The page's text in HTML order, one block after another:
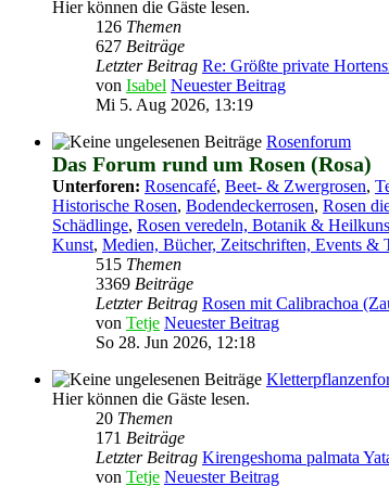
Hier können die Gäste lesen.
126 Themen
627 Beiträge
Letzter Beitrag Re: Größte private
von Isabel Neuester Beitrag
Mi 5. Aug 2026, 13:19
Rosenforum
Das Forum rund um Rosen (Rosa)
Unterforen: Rosencafé, Beet- & Zwergrosen,
Historische Rosen, Bodendeckerrosen, Rosen
Schädlinge, Rosen veredeln, Botanik &
Kunst, Medien, Bücher, Zeitschriften, Events &
515 Themen
3369 Beiträge
Letzter Beitrag Rosen mit Calibrachoa
von Tetje Neuester Beitrag
So 28. Jun 2026, 12:18
Hier können die Gäste lesen.
20 Themen
171 Beiträge
Letzter Beitrag Kirengeshoma palmata
von Tetje Neuester Beitrag